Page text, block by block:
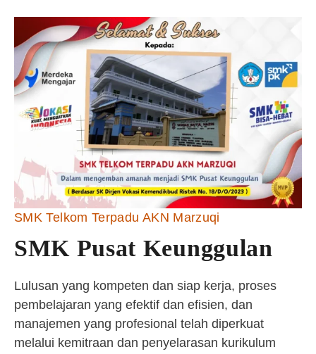
SMK Telkom Terpadu AKN Marzuqi
SMK Pusat Keunggulan
Lulusan yang kompeten dan siap kerja, proses
pembelajaran yang efektif dan efisien, dan
manajemen yang profesional telah diperkuat
melalui kemitraan dan penyelarasan kurikulum